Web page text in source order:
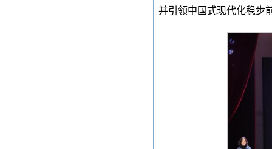
并引领中国式现代化稳步